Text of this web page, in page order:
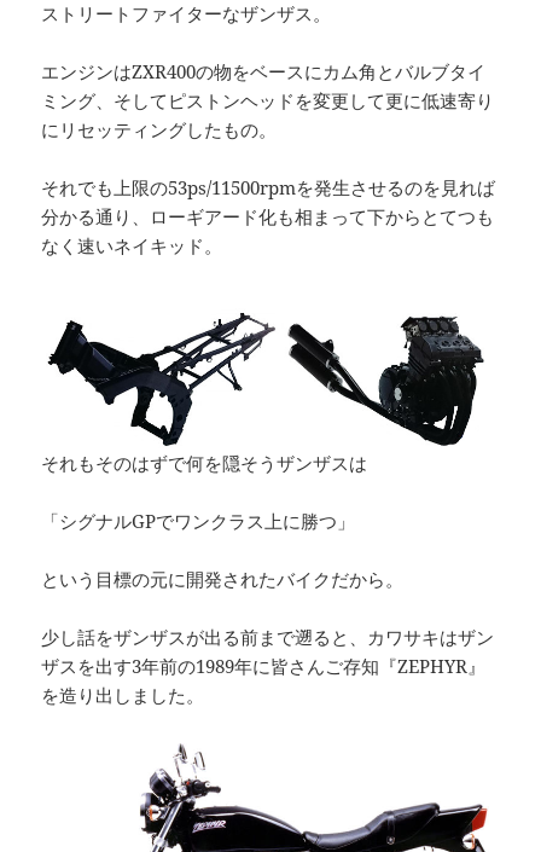
ストリートファイターなザンザス。
エンジンはZXR400の物をベースにカム角とバルブタイ
ミング、そしてピストンヘッドを変更して更に低速寄り
にリセッティングしたもの。
それでも上限の53ps/11500rpmを発生させるのを見れば
分かる通り、ローギアード化も相まって下からとてつも
なく速いネイキッド。
それもそのはずで何を隠そうザンザスは
「シグナルGPでワンクラス上に勝つ」
という目標の元に開発されたバイクだから。
少し話をザンザスが出る前まで遡ると、カワサキはザン
ザスを出す3年前の1989年に皆さんご存知『ZEPHYR』
を造り出しました。